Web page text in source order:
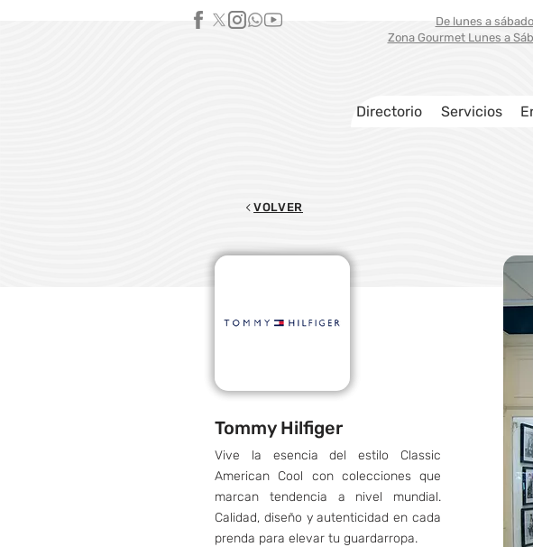
Directorio Servicios
De lunes a
Zona Gourmet Lunes a
VOLVER
Tommy Hilfiger
Vive la esencia del estilo Classic
American Cool con colecciones que
marcan tendencia a nivel mundial.
Calidad, diseño y autenticidad en cada
prenda para elevar tu guardarropa.